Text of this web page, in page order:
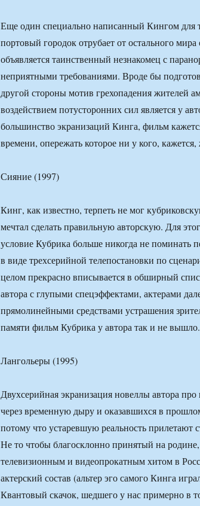
Еще один специально написанный Кингом для
портовый городок отрубает от остального
объявляется таинственный незнакомец с
неприятными требованиями. Вроде бы
другой стороны мотив грехопадения жителей
воздействием потусторонних сил является у
большинство экранизаций Кинга, фильм
времени, опережать которое ни у кого,
Сияние (1997)
Кинг, как известно, терпеть не мог
мечтал сделать правильную авторскую. Для
условие Кубрика больше никогда не
в виде трехсерийной телепостановки по
целом прекрасно вписывается в обширный
автора с глупыми спецэффектами, актерами
прямолинейными средствами устрашения
памяти фильм Кубрика у автора так и не вышло.
Лангольеры (1995)
Двухсерийная экранизация новеллы автора
через временную дыру и оказавшихся в
потому что устаревшую реальность прилетают
Не то чтобы благосклонно принятый на
телевизионным и видеопрокатным хитом в
актерский состав (альтер эго самого Кинга
Квантовый скачок, шедшего у нас примерно в